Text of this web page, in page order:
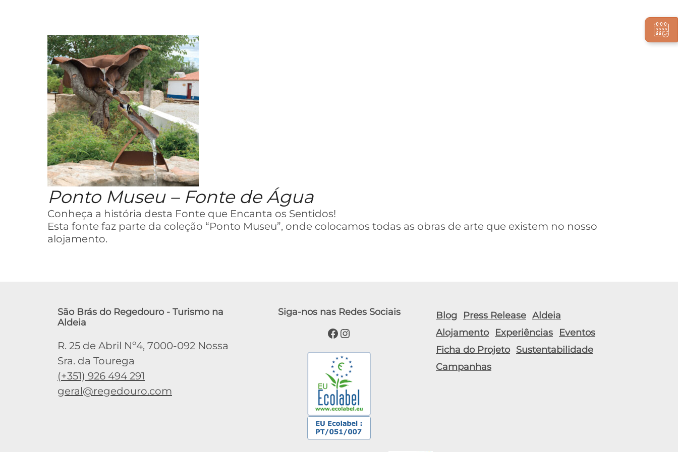
Ponto Museu – Fonte de Água
Conheça a história desta Fonte que Encanta os Sentidos!
Esta fonte faz parte da coleção “Ponto Museu”, onde colocamos todas as obras de arte que existem no nosso
alojamento.
São Brás do Regedouro - Turismo na
Aldeia
R. 25 de Abril Nº4, 7000-092 Nossa
Sra. da Tourega
(+351) 926 494 291
geral@regedouro.com
Siga-nos nas Redes Sociais
Facebook
Instagram
Blog Press Release Aldeia
Alojamento
Experiências
Eventos
Ficha do Projeto Sustentabilidade
Campanhas